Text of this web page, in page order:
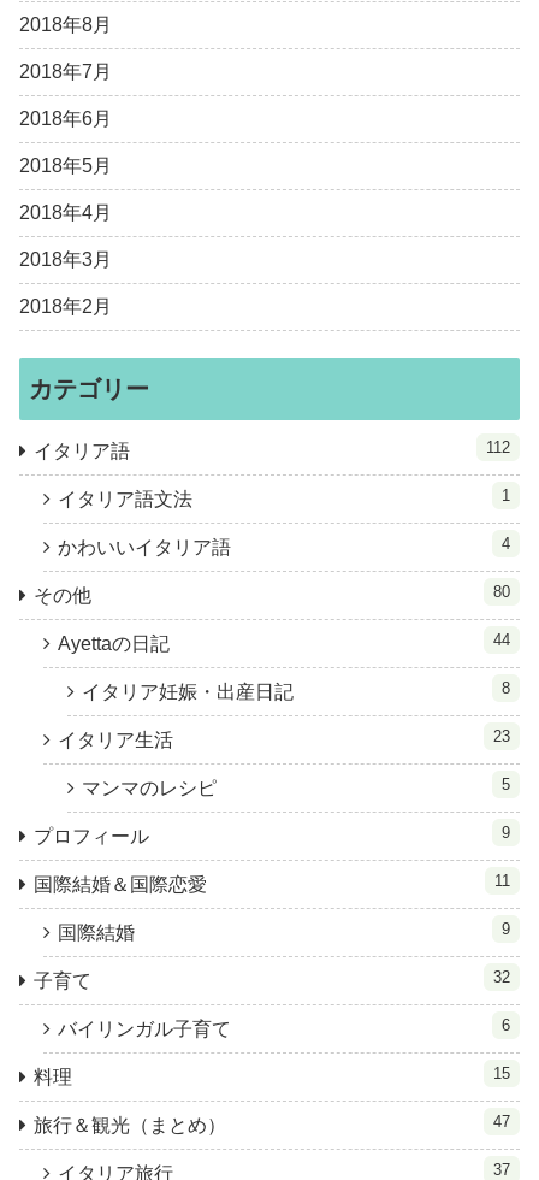
2018年8月
2018年7月
2018年6月
2018年5月
2018年4月
2018年3月
2018年2月
カテゴリー
イタリア語 112
イタリア語文法 1
かわいいイタリア語 4
その他 80
Ayettaの日記 44
イタリア妊娠・出産日記 8
イタリア生活 23
マンマのレシピ 5
プロフィール 9
国際結婚＆国際恋愛 11
国際結婚 9
子育て 32
バイリンガル子育て 6
料理 15
旅行＆観光（まとめ） 47
イタリア旅行 37